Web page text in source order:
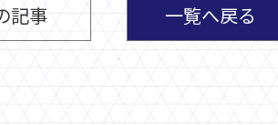
記事 一覧へ戻る